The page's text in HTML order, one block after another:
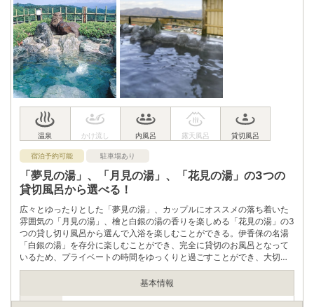
JR上越線沼田駅から関越交通老神温泉経由鎌田・戸倉方面行き
バスで約36分、老神温泉下車、徒歩約5分
駐車場 無料（70台）
電話番号 0278564126
※ 掲載情報は変更になる場合があります。最新の内容はご利用前にご自身でお
問合せください。
※ 料金情報は税込・税抜表記が混ざっております。正しい金額はご利用前にご
自身でお問合せください。
宿泊予約可能 駐車場あり
「夢見の湯」、「月見の湯」、「花見の湯」の3つの
貸切風呂から選べる！
広々とゆったりとした「夢見の湯」、カップルにオススメの落ち着いた
雰囲気の「月見の湯」、檜と白銀の湯の香りを楽しめる「花見の湯」の3
つの貸し切り風呂から選んで入浴を楽しむことができる。伊香保の名湯
「白銀の湯」を存分に楽しむことができ、完全に貸切のお風呂となって
いるため、プライベートの時間をゆっくりと過ごすことができ、大切な
人や家族などで訪れたいスポットになっている。
基本情報